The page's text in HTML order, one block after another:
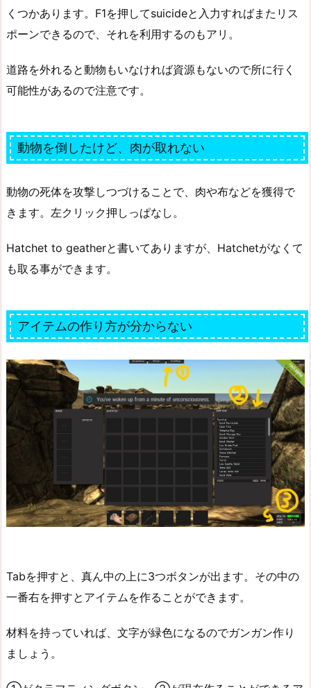
くつかあります。F1を押してsuicideと入力すればまたリス
ポーンできるので、それを利用するのもアリ。
道路を外れると動物もいなければ資源もないので所に行く
可能性があるので注意です。
動物を倒したけど、肉が取れない
動物の死体を攻撃しつづけることで、肉や布などを獲得で
きます。左クリック押しっぱなし。
Hatchet to geatherと書いてありますが、Hatchetがなくて
も取る事ができます。
アイテムの作り方が分からない
Tabを押すと、真ん中の上に3つボタンが出ます。その中の
一番右を押すとアイテムを作ることができます。
材料を持っていれば、文字が緑色になるのでガンガン作り
ましょう。